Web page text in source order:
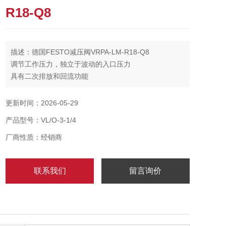
R18-Q8
描述：德国FESTO减压阀VRPA-LM-R18-Q8
调节工作压力，独立于波动的入口压力
具有二次排放和回流功能
更新时间：2026-05-29
产品型号：VL/O-3-1/4
厂商性质：经销商
联系我们 留言询价